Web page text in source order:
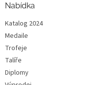
Nabídka
Katalog 2024
Medaile
Trofeje
Talíře
Diplomy